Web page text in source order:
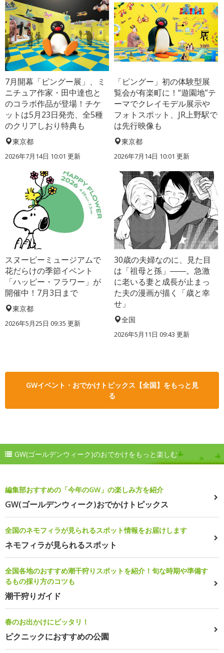
7月開幕「ピングー展」、ミ
ニチュア作家・田中達也と
のコラボ作品が登場！チケ
ットは5月23日発売、全5種
のクリアしおり特典も
東京都
2026年7月14日 10:01 更新
「ピングー」初の体験型展
覧会が有楽町に！“遊園地”テ
ーマでクレイモデル展示や
フォトスポット、JR上野駅で
は先行映像も
東京都
2026年7月14日 10:01 更新
スヌーピーミュージアムで
花だらけの季節イベント
「ハッピー・フラワー」が
開催中！7月3日まで
東京都
2026年5月25日 09:35 更新
30歳の夫婦なのに、見た目
は「祖母と孫」――。急激
に老いる妻と成長が止まっ
た夫の漫画が描く「歳と幸
せ」
全国
2026年5月11日 09:43 更新
GWイベント・おでかけトピックス【全国】をもっと見
る
GW(ゴールデンウィーク)のおでかけをもっと楽しむ
編集部おすすめの「今年のGW」の楽しみ方を紹介
GW(ゴールデンウィーク)おでかけトピックス
全国のネモフィラが見られるスポット情報をお届けします
ネモフィラが見られるスポット
全国各地のおすすめ潮干狩りスポットを紹介！旬な時期や準備す
るもの採り方のコツも
潮干狩りガイド
春のお出かけにピッタリ！
ピクニックにおすすめの公園